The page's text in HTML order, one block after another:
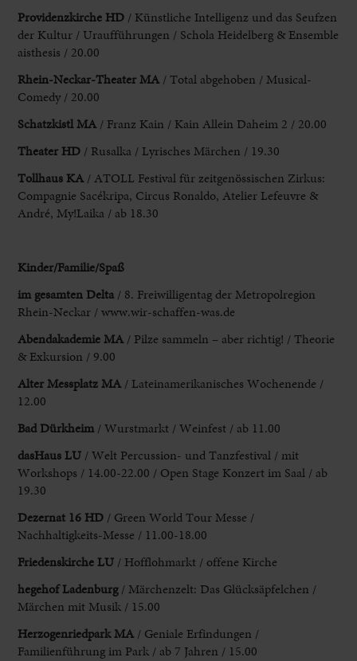
Providenzkirche HD / Künstliche Intelligenz und das Seufzen
der Kultur / Uraufführungen / Schola Heidelberg & Ensemble
aisthesis / 20.00
Rhein-Neckar-TheaterMA / Total abgehoben / Musical-
Comedy / 20.00
Schatzkistl MA / Franz Kain / Kain Allein Daheim 2 / 20.00
Theater HD / Rusalka / LyrischesMärchen / 19.30
Tollhaus KA / ATOLL Festival für zeitgenössischen Zirkus:
Compagnie Sacékripa, Circus Ronaldo, Atelier Lefeuvre &
André, My!Laika / ab 18.30
Kinder/Familie/Spaß
im gesamten Delta/ 8. Freiwilligentag der Metropolregion
Rhein-Neckar / www.wir-schaffen-was.de
Abendakademie MA / Pilze sammeln – aber richtig! / Theorie
& Exkursion / 9.00
Alter Messplatz MA / Lateinamerikanisches Wochenende /
12.00
Bad Dürkheim / Wurstmarkt / Weinfest / ab 11.00
dasHaus LU / Welt Percussion- und Tanzfestival / mit
Workshops / 14.00-22.00 / Open Stage Konzert im Saal / ab
19.30
Dezernat 16 HD / Green World Tour Messe /
Nachhaltigkeits-Messe / 11.00-18.00
Friedenskirche LU / Hofflohmarkt / offene Kirche
hegehof Ladenburg / Märchenzelt: Das Glücksäpfelchen /
Märchen mitMusik / 15.00
Herzogenriedpark MA / Geniale Erfindungen /
Familienführung im Park / ab 7 Jahren / 15.00